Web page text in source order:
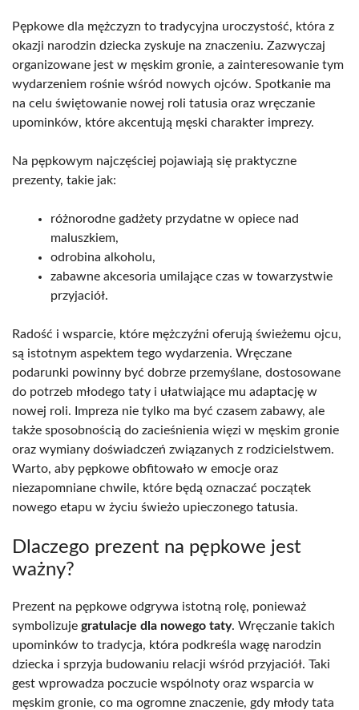
Pępkowe dla mężczyzn to tradycyjna uroczystość, która z
okazji narodzin dziecka zyskuje na znaczeniu. Zazwyczaj
organizowane jest w męskim gronie, a zainteresowanie tym
wydarzeniem rośnie wśród nowych ojców. Spotkanie ma
na celu świętowanie nowej roli tatusia oraz wręczanie
upominków, które akcentują męski charakter imprezy.
Na pępkowym najczęściej pojawiają się praktyczne
prezenty, takie jak:
różnorodne gadżety przydatne w opiece nad
maluszkiem,
odrobina alkoholu,
zabawne akcesoria umilające czas w towarzystwie
przyjaciół.
Radość i wsparcie, które mężczyźni oferują świeżemu ojcu,
są istotnym aspektem tego wydarzenia. Wręczane
podarunki powinny być dobrze przemyślane, dostosowane
do potrzeb młodego taty i ułatwiające mu adaptację w
nowej roli. Impreza nie tylko ma być czasem zabawy, ale
także sposobnością do zacieśnienia więzi w męskim gronie
oraz wymiany doświadczeń związanych z rodzicielstwem.
Warto, aby pępkowe obfitowało w emocje oraz
niezapomniane chwile, które będą oznaczać początek
nowego etapu w życiu świeżo upieczonego tatusia.
Dlaczego prezent na pępkowe jest
ważny?
Prezent na pępkowe odgrywa istotną rolę, ponieważ
symbolizuje gratulacje dla nowego taty. Wręczanie takich
upominków to tradycja, która podkreśla wagę narodzin
dziecka i sprzyja budowaniu relacji wśród przyjaciół. Taki
gest wprowadza poczucie wspólnoty oraz wsparcia w
męskim gronie, co ma ogromne znaczenie, gdy młody tata